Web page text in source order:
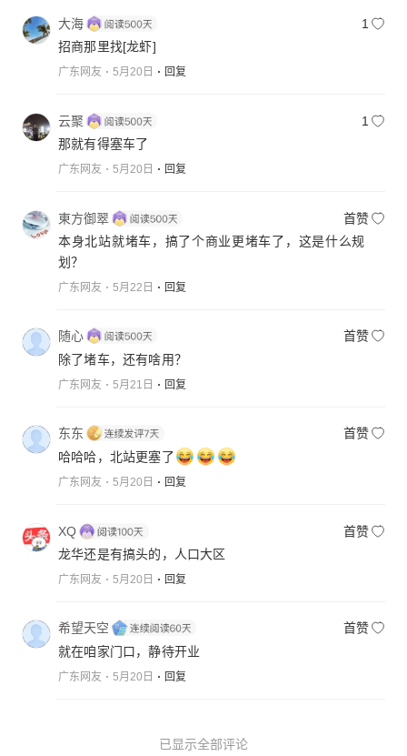
大海
1
招商那里找[龙虾]
广东网友 5月20日 回复
云聚
1
那就有得塞车了
广东网友 5月20日 回复
東方御翠
首赞
本身北站就堵车，搞了个商业更堵车了，这是什么规
划？
广东网友 5月22日 回复
随心
首赞
除了堵车，还有啥用？
广东网友 5月21日 回复
东东
首赞
哈哈哈，北站更塞了
广东网友 5月20日 回复
XQ
首赞
龙华还是有搞头的，人口大区
广东网友 5月20日 回复
希望天空
首赞
就在咱家门口，静待开业
广东网友 5月20日 回复
已显示全部评论